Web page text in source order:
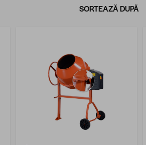
SORTEAZĂ DUPĂ